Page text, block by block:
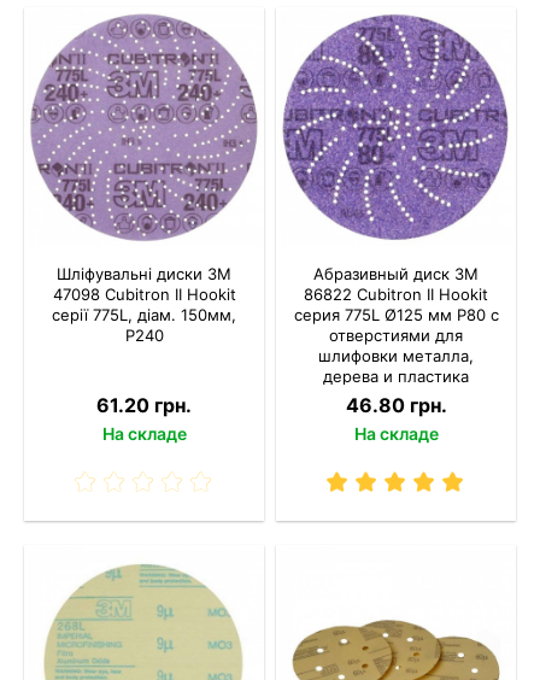
Шліфувальні диски 3M
47098 Cubitron II Hookit
серії 775L, діам. 150мм,
P240
61.20 грн.
На складе
Абразивный диск 3M
86822 Cubitron II Hookit
серия 775L Ø125 мм P80 с
отверстиями для
шлифовки металла,
дерева и пластика
46.80 грн.
На складе